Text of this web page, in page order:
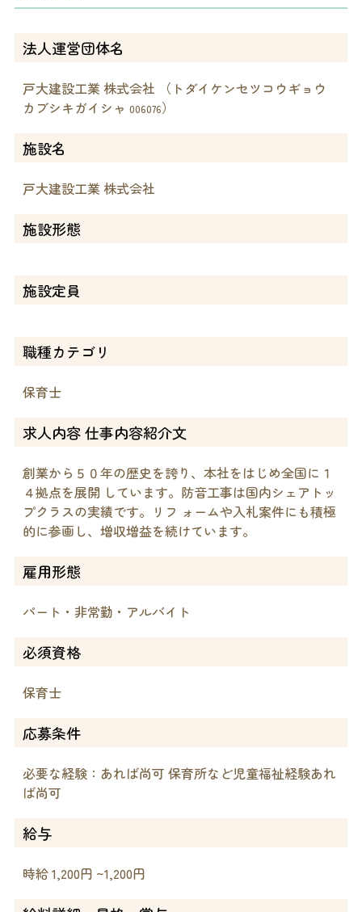
法人運営団体名
戸大建設工業 株式会社 （トダイケンセツコウギョウ
カブシキガイシャ 006076）
施設名
戸大建設工業 株式会社
施設形態
施設定員
職種カテゴリ
保育士
求人内容 仕事内容紹介文
創業から５０年の歴史を誇り、本社をはじめ全国に１
４拠点を展開 しています。防音工事は国内シェアトッ
プクラスの実績です。リフ ォームや入札案件にも積極
的に参画し、増収増益を続けています。
雇用形態
パート・非常勤・アルバイト
必須資格
保育士
応募条件
必要な経験：あれば尚可 保育所など児童福祉経験あれ
ば尚可
給与
時給 1,200円 ~1,200円